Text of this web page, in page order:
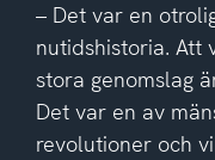
– Det var en
nutidshistoria. Att
stora genomslag
Det var en av
revolutioner och